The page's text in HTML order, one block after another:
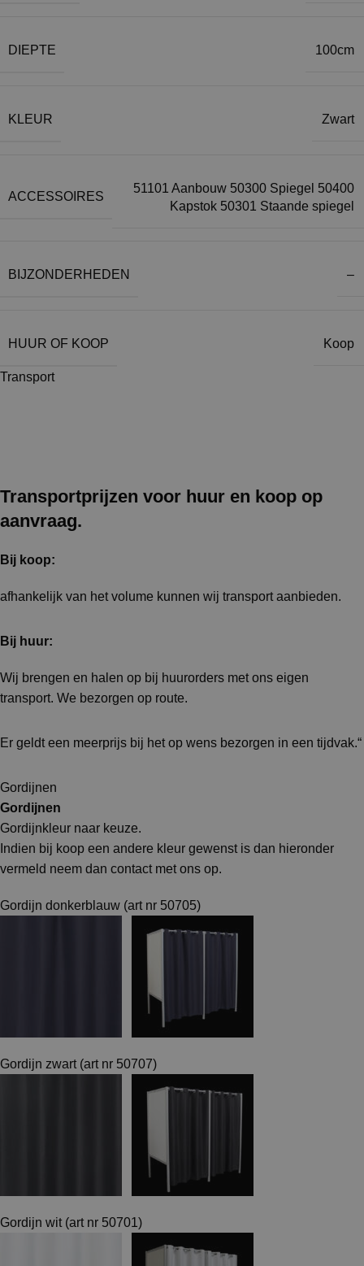
DIEPTE 100cm
KLEUR Zwart
ACCESSOIRES
51101 Aanbouw 50300 Spiegel 50400
Kapstok 50301 Staande spiegel
BIJZONDERHEDEN –
HUUR OF KOOP Koop
Transport
Transportprijzen voor huur en koop op
aanvraag.
Bij koop:
afhankelijk van het volume kunnen wij transport aanbieden.
Bij huur:
Wij brengen en halen op bij huurorders met ons eigen
transport. We bezorgen op route.
Er geldt een meerprijs bij het op wens bezorgen in een tijdvak.“
Gordijnen
Gordijnen
Gordijnkleur naar keuze.
Indien bij koop een andere kleur gewenst is dan hieronder
vermeld neem dan contact met ons op.
Gordijn donkerblauw (art nr 50705)
Gordijn zwart (art nr 50707)
Gordijn wit (art nr 50701)